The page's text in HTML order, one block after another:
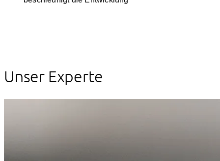
Unser Experte